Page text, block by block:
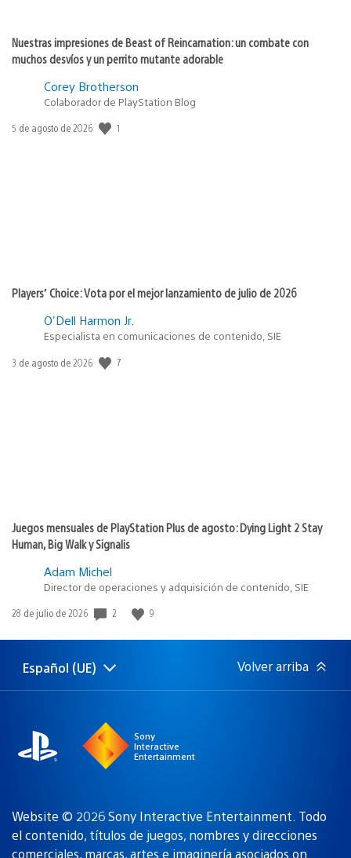
Nuestras impresiones de Beast of Reincarnation: un combate con
muchos desvíos y un perrito mutante adorable
Corey Brotherson
Colaborador de PlayStation Blog
Fecha
5 de agosto de 2026 1
Players’ Choice: Vota por el mejor lanzamiento de julio de 2026
O'Dell Harmon Jr.
Especialista en comunicaciones de contenido, SIE
Fecha
3 de agosto de 2026 7
Juegos mensuales de PlayStation Plus de agosto: Dying Light 2 Stay
Human, Big Walk y Signalis
Adam Michel
Director de operaciones y adquisición de contenido, SIE
Fecha
publicación:
28 de julio de 2026 2 9
Selecciona
una
Región
actual:
Español (UE) Volver arriba
Sony
Interactive
Entertainment
Website © 2026 Sony Interactive Entertainment. Todo
el contenido, títulos de juegos, nombres y direcciones
comerciales, marcas, artes e imaginería asociados on